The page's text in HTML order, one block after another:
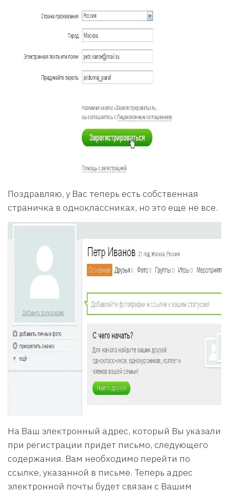
Поздравляю, у Вас теперь есть собственная
страничка в одноклассниках, но это еще не все.
На Ваш электронный адрес, который Вы указали
при регистрации придет письмо, следующего
содержания. Вам необходимо перейти по
ссылке, указанной в письме. Теперь адрес
электронной почты будет связан с Вашим